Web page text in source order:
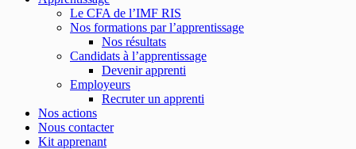
Le CFA de l’IMF RIS
Nos formations par l’apprentissage
Nos résultats
Candidats à l’apprentissage
Devenir apprenti
Employeurs
Recruter un apprenti
Nos actions
Nous contacter
Kit apprenant